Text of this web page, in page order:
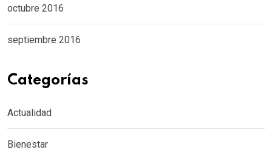
octubre 2016
septiembre 2016
Categorías
Actualidad
Bienestar